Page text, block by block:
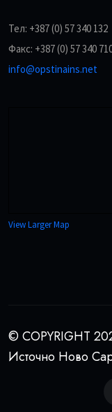
Тел: +387 (0) 57 340 132
Факс: +387 (0) 57 340
info@opstinains.net
View Larger Map
© COPYRIGHT
Источно Ново